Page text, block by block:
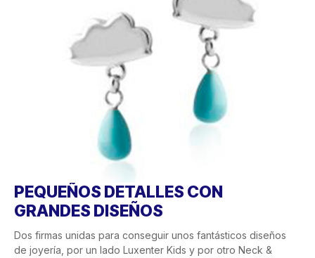
PEQUEÑOS DETALLES CON
GRANDES DISEÑOS
Dos firmas unidas para conseguir unos fantásticos diseños
de joyería, por un lado Luxenter Kids y por otro Neck &